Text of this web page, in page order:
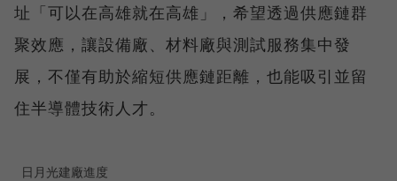
址「可以在高雄就在高雄」，希望透過供應鏈群
聚效應，讓設備廠、材料廠與測試服務集中發
展，不僅有助於縮短供應鏈距離，也能吸引並留
住半導體技術人才。
日月光建廠進度